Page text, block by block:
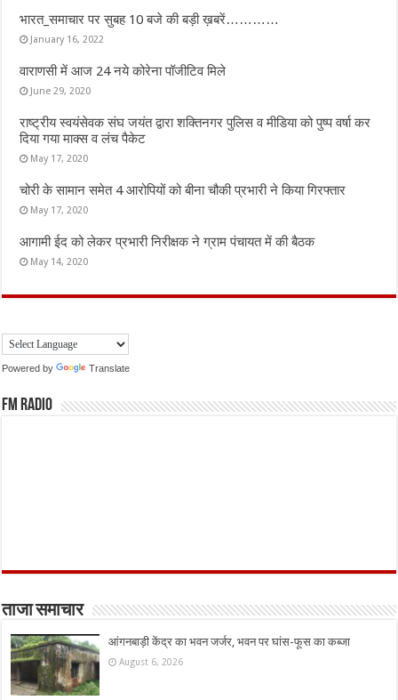
भारत_समाचार पर सुबह 10 बजे की बड़ी ख़बरें…………
January 16, 2022
वाराणसी में आज 24 नये कोरेना पॉजीटिव मिले
June 29, 2020
राष्ट्रीय स्वयंसेवक संघ जयंत द्वारा शक्तिनगर पुलिस व मीडिया को पुष्प वर्षा कर
दिया गया माक्स व लंच पैकेट
May 17, 2020
चोरी के सामान समेत 4 आरोपियों को बीना चौकी प्रभारी ने किया गिरफ्तार
May 17, 2020
आगामी ईद को लेकर प्रभारी निरीक्षक ने ग्राम पंचायत में की बैठक
May 14, 2020
Powered by Translate
FM Radio
ताजा समाचार
आंगनबाड़ी केंद्र का भवन जर्जर, भवन पर घांस-फूस का कब्जा
August 6, 2026